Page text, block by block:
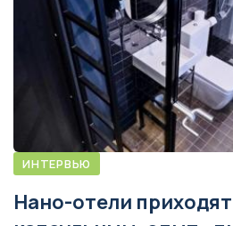
ИНТЕРВЬЮ
Нано-отели